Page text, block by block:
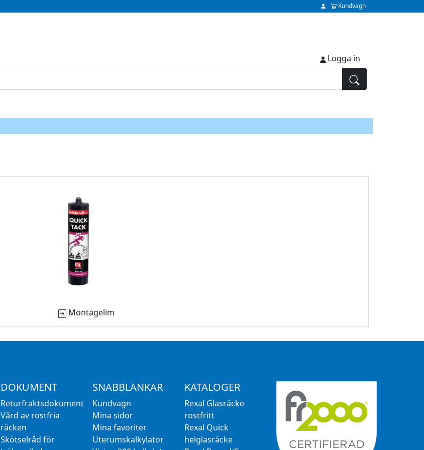
Kundvagn
Logga in
Montagelim
DOKUMENT
Returfraktsdokument
Vård av rostfria
räcken
Skötselråd för
SNABBLÄNKAR
Kundvagn
Mina sidor
Mina favoriter
Uterumskalkylator
KATALOGER
Rexal Glasräcke
rostfritt
Rexal Quick
helglasräcke